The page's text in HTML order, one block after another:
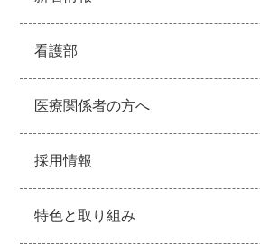
看護部
医療関係者の方へ
採用情報
特色と取り組み